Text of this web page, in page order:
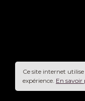
Ce site internet
expérience. En savoir